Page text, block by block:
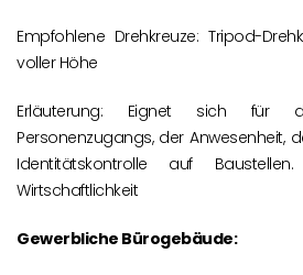
Empfohlene Drehkreuze: Tripod-
voller Höhe
Erläuterung: Eignet sich für
Personenzugangs, der Anwesenheit,
Identitätskontrolle auf
Wirtschaftlichkeit
Gewerbliche Bürogebäude: